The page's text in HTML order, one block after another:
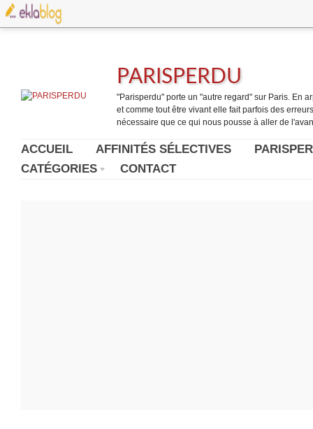
PARISPERDU
"Parisperdu" porte un "autre regard" sur Paris. En
et comme tout être vivant elle fait parfois des
nécessaire que ce qui nous pousse à aller de
ACCUEIL AFFINITÉS SÉLECTIVES
CATÉGORIES
CONTACT